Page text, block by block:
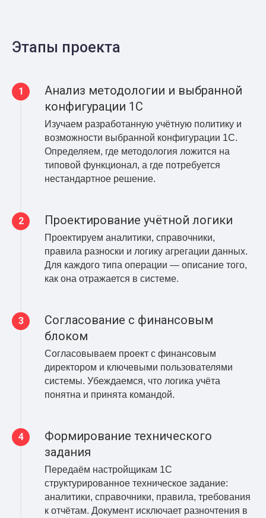
Этапы проекта
Анализ методологии и выбранной
конфигурации 1С
Изучаем разработанную учётную политику и
возможности выбранной конфигурации 1С.
Определяем, где методология ложится на
типовой функционал, а где потребуется
нестандартное решение.
Проектирование учётной логики
Проектируем аналитики, справочники,
правила разноски и логику агрегации данных.
Для каждого типа операции — описание того,
как она отражается в системе.
Согласование с финансовым
блоком
Согласовываем проект с финансовым
директором и ключевыми пользователями
системы. Убеждаемся, что логика учёта
понятна и принята командой.
Формирование технического
задания
Передаём настройщикам 1С
структурированное техническое задание:
аналитики, справочники, правила, требования
к отчётам. Документ исключает разночтения в